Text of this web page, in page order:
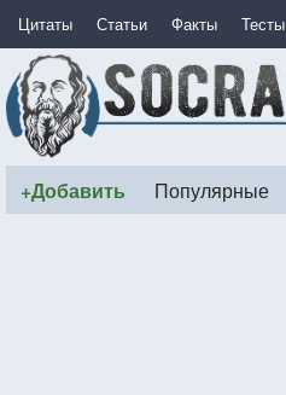
Цитаты Статьи Факты Тесты
+Добавить Популярные